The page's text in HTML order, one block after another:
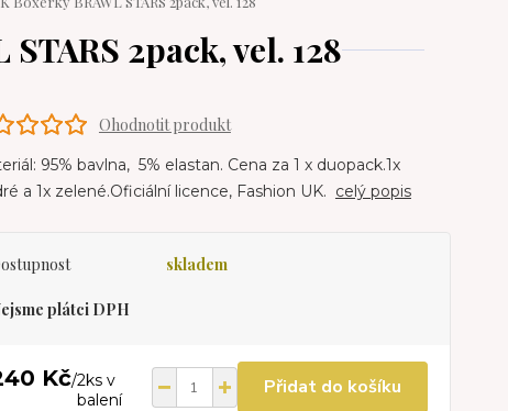
2pack, vel. 128
Ohodnotit produkt
95% bavlna, 5% elastan. Cena za 1 x duopack.1x
a 1x zelené.Oficiální licence, Fashion UK. celý popis
skladem
plátci DPH
Kč/2ks v
balení
Přidat do košíku